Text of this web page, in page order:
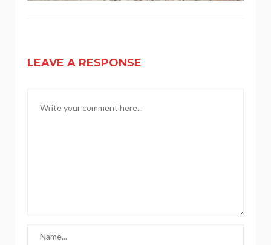
LEAVE A RESPONSE